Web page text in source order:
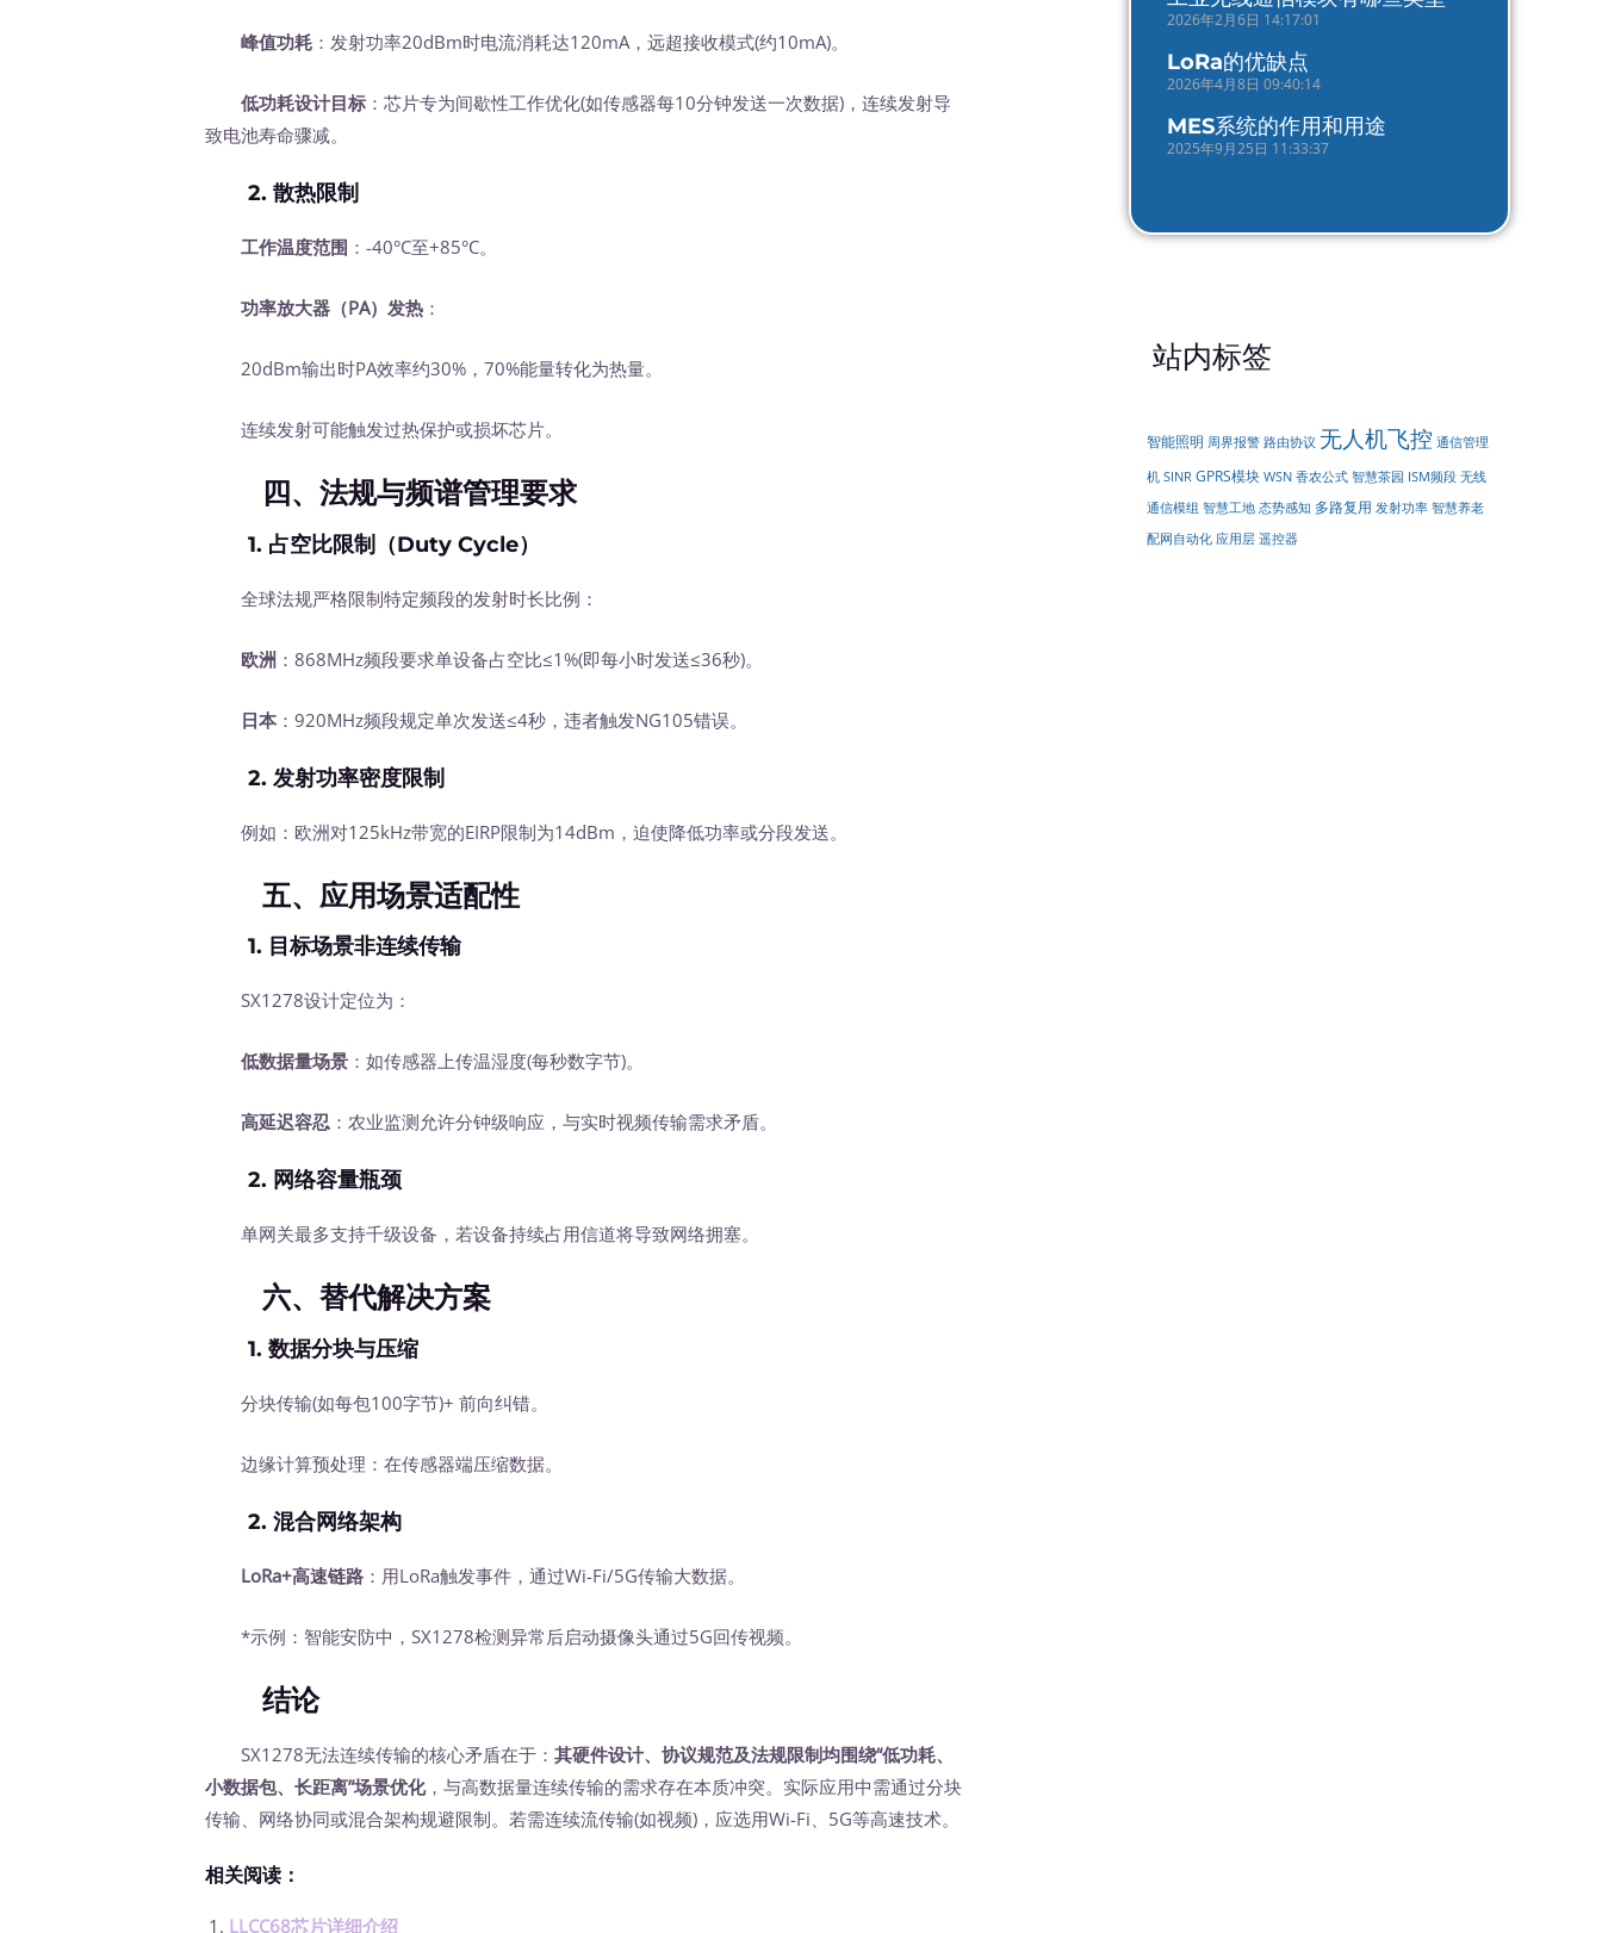
峰值功耗 ：发射功率20dBm时电流消耗达120mA，远超接收模式(约10mA)。
低功耗设计目标 ：芯片专为间歇性工作优化(如传感器每10分钟发送一次数据)，连续发射导
致电池寿命骤减。
2.散热限制
工作温度范围 ：-40°C至+85°C。
功率放大器（PA）发热 ：
20dBm输出时PA效率约30%，70%能量转化为热量。
连续发射可能触发过热保护或损坏芯片。
四、法规与频谱管理要求
1. 占空比限制（Duty Cycle）
全球法规严格限制特定频段的发射时长比例：
欧洲 ：868MHz频段要求单设备占空比≤1%(即每小时发送≤36秒)。
日本：920MHz频段规定单次发送≤4秒，违者触发NG105错误。
2.发射功率密度限制
例如：欧洲对125kHz带宽的EIRP限制为14dBm，迫使降低功率或分段发送。
五、应用场景适配性
1. 目标场景非连续传输
SX1278设计定位为：
低数据量场景 ：如传感器上传温湿度(每秒数字节)。
高延迟容忍 ：农业监测允许分钟级响应，与实时视频传输需求矛盾。
2. 网络容量瓶颈
单网关最多支持千级设备，若设备持续占用信道将导致网络拥塞。
六、替代解决方案
1.数据分块与压缩
分块传输(如每包100字节)+ 前向纠错。
边缘计算预处理：在传感器端压缩数据。
2.混合网络架构
LoRa+高速链路 ：用LoRa触发事件，通过Wi-Fi/5G传输大数据。
*示例：智能安防中，SX1278检测异常后启动摄像头通过5G回传视频。
结论
SX1278无法连续传输的核心矛盾在于：其硬件设计、协议规范及法规限制均围绕“低功耗、
小数据包、长距离”场景优化，与高数据量连续传输的需求存在本质冲突。实际应用中需通过分块
传输、网络协同或混合架构规避限制。若需连续流传输(如视频)，应选用Wi-Fi、5G等高速技术。
相关阅读：
LLCC68芯片详细介绍
2026年2月6日 14:17:01
LoRa的优缺点
2026年4月8日 09:40:14
MES系统的作用和用途
2025年9月25日 11:33:37
站内标签
智能照明 周界报警 路由协议 无人机飞控 通信管理
机 SINR GPRS模块 WSN 香农公式 智慧茶园 ISM频段 无线
通信模组 智慧工地 态势感知 多路复用 发射功率 智慧养老
配网自动化 应用层 遥控器